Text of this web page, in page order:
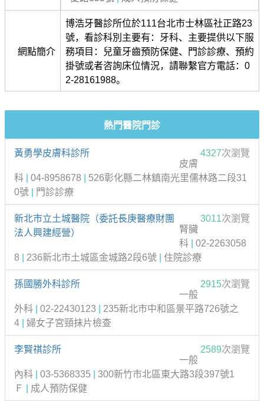
網點簡介
博浩牙醫診所位於111台北市士林區社正路23
號，看診科別主要有：牙科、主要提供以下服
務項目：兒童牙齒預防保健、門診診療、預約
掛號或者咨詢床位情況，請聯繫官方電話：0
2-28161988。
熱門醫院門診
黃勇學皮膚科診所 4327次瀏覽
皮膚
科
04-8958678
526彰化縣二林鎮南光里儒林路二段31
0號
門診診療
新北市立土城醫院（委託長庚醫療財團
法人興建經營）
3011次瀏覽
腎臟
科
02-2263058
8
236新北市土城區金城路2段6號 住院診療
孫國勝外科診所 2915次瀏覽
一般
外科
02-22430123
235新北市中和區景平路726號之
4
婦女子宮頸抹片檢查
李賢祺診所 2589次瀏覽
一般
內科
03-5368335
300新竹市北區東大路3段397號1
Ｆ
成人預防保健